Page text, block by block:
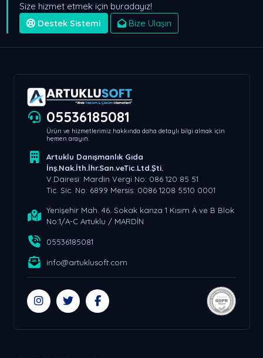
Size hizmet etmek için buradayız!
Destek Sistemi
Bize Ulaşın
05536185081
Ürün ve hizmetlerimiz hakkında daha detaylı bilgi almak için
hemen arayın.
Artuklu Danışmanlık Gıda
İnş.Nak.İth.İhr.San.veTic.Ltd.Şti.
V.Dairesi: Mardin Vergi No: 086 120 85 51
Tic. Sic. No: 6899 Mersis: 0086 1208 5510 0001
Yenişehir Mah. 46. Sokak kanza 1 Kısım A ve B Blok
No:1/A-C Artuklu / MARDİN
05536185081
info@artuklusoft.com